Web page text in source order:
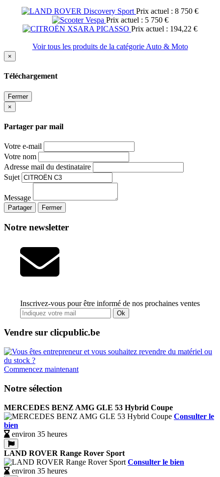
Prix actuel : 8 750 €
Prix actuel : 5 750 €
Prix actuel : 194,22 €
Voir tous les produits de la catégorie Auto & Moto
×
Téléchargement
Fermer
×
Partager par mail
Votre e-mail
Votre nom
Adresse mail du destinataire
Sujet
Message
Partager Fermer
Notre newsletter
Inscrivez-vous pour être informé de nos prochaines ventes
Ok
Vendre sur clicpublic.be
Commencez maintenant
Notre sélection
MERCEDES BENZ AMG GLE 53 Hybrid Coupe
Consulter le
bien
environ 35 heures
LAND ROVER Range Rover Sport
Consulter le bien
environ 35 heures